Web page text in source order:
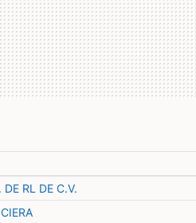
RL DE C.V.